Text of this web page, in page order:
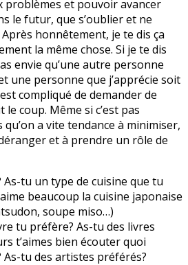
problèmes et pouvoir avancer
le futur, que s’oublier et ne
honnêtement, je te dis ça
la même chose. Si je te dis
envie qu’une autre personne
une personne que j’apprécie soit
compliqué de demander de
le coup. Même si c’est pas
qu’on a vite tendance à minimiser,
et à prendre un rôle de
As-tu un type de cuisine que tu
beaucoup la cuisine japonaise
soupe miso…)
tu préfère? As-tu des livres
t’aimes bien écouter quoi
As-tu des artistes préférés?